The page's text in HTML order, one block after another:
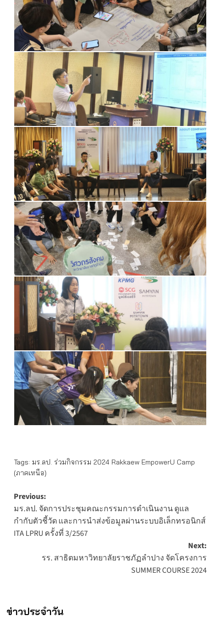
Tags: มร.ลป. ร่วมกิจกรรม 2024 Rakkaew EmpowerU Camp
(ภาคเหนือ)
Post
navigation
Previous:
มร.ลป. จัดการประชุมคณะกรรมการดำเนินงาน ดูแล
กำกับตัวชี้วัด และการนำส่งข้อมูลผ่านระบบอิเล็กทรอนิกส์
ITA LPRU ครั้งที่ 3/2567
Next:
รร. สาธิตมหาวิทยาลัยราชภัฏลำปาง จัดโครงการ
SUMMER COURSE 2024
ข่าวประจำวัน